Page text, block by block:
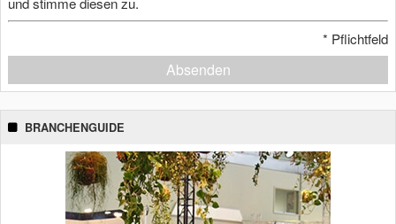
* Pflichtfeld
Absenden
BRANCHENGUIDE